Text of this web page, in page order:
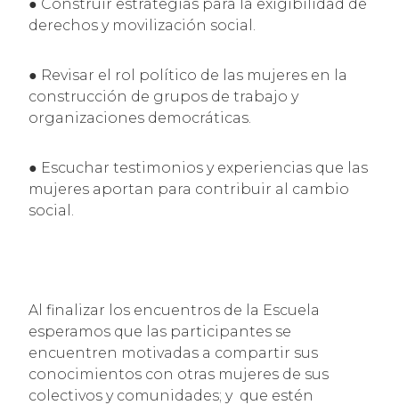
● Construir estrategias para la exigibilidad de
derechos y movilización social.
● Revisar el rol político de las mujeres en la
construcción de grupos de trabajo y
organizaciones democráticas.
● Escuchar testimonios y experiencias que las
mujeres aportan para contribuir al cambio
social.
Al finalizar los encuentros de la Escuela
esperamos que las participantes se
encuentren motivadas a compartir sus
conocimientos con otras mujeres de sus
colectivos y comunidades; y que estén